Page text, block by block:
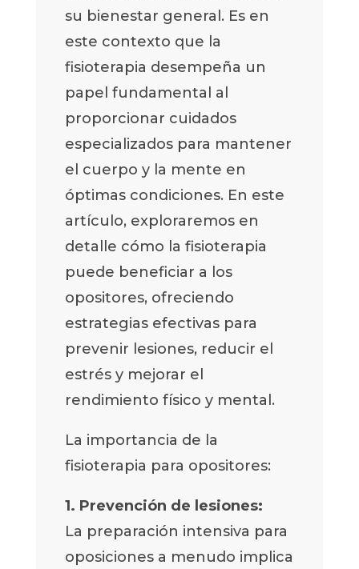
su bienestar general. Es en
este contexto que la
fisioterapia desempeña un
papel fundamental al
proporcionar cuidados
especializados para mantener
el cuerpo y la mente en
óptimas condiciones. En este
artículo, exploraremos en
detalle cómo la fisioterapia
puede beneficiar a los
opositores, ofreciendo
estrategias efectivas para
prevenir lesiones, reducir el
estrés y mejorar el
rendimiento físico y mental.
La importancia de la
fisioterapia para opositores:
1. Prevención de lesiones:
La preparación intensiva para
oposiciones a menudo implica